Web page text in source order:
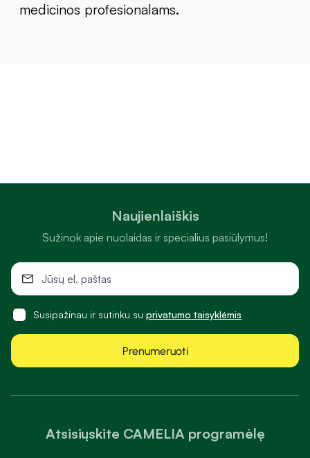
medicinos profesionalams.
Atsisiųskite CAMELIA programėlę
Naujienlaiškis
Sužinok apie nuolaidas ir specialius pasiūlymus!
Susipažinau ir sutinku su privatumo taisyklėmis
Prenumeruoti